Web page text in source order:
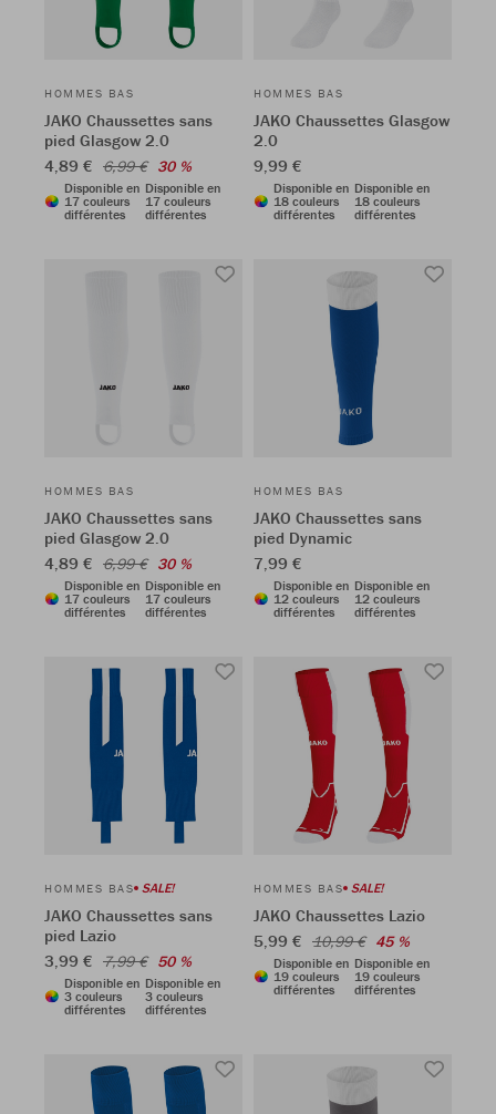
HOMMES BAS
JAKO Chaussettes sans
pied Glasgow 2.0
4,89 € 6,99 € 30 %
Disponible en
17 couleurs
différentes
Disponible en
17 couleurs
différentes
HOMMES BAS
JAKO Chaussettes Glasgow
2.0
9,99 €
Disponible en
18 couleurs
différentes
Disponible en
18 couleurs
différentes
HOMMES BAS
JAKO Chaussettes sans
pied Glasgow 2.0
4,89 € 6,99 € 30 %
Disponible en
17 couleurs
différentes
Disponible en
17 couleurs
différentes
HOMMES BAS
JAKO Chaussettes sans
pied Dynamic
7,99 €
Disponible en
12 couleurs
différentes
Disponible en
12 couleurs
différentes
HOMMES BAS SALE!
JAKO Chaussettes sans
pied Lazio
3,99 € 7,99 € 50 %
Disponible en
3 couleurs
différentes
Disponible en
3 couleurs
différentes
HOMMES BAS SALE!
JAKO Chaussettes Lazio
5,99 € 10,99 € 45 %
Disponible en
19 couleurs
différentes
Disponible en
19 couleurs
différentes